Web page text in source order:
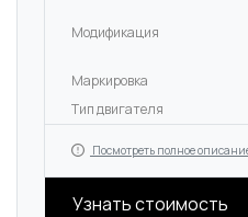
Модификация
Маркировка
Тип двигателя
Посмотреть полное
Узнать стоимость